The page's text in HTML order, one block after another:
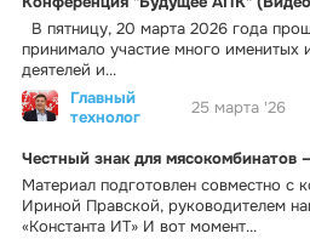
В пятницу, 20 марта 2026 года
принимало участие много именитых
деятелей и...
Главный
технолог
25 марта '26
Честный знак для мясокомбинатов
Материал подготовлен совместно с
Ириной Правской, руководителем
«Константа ИТ» И вот момент...